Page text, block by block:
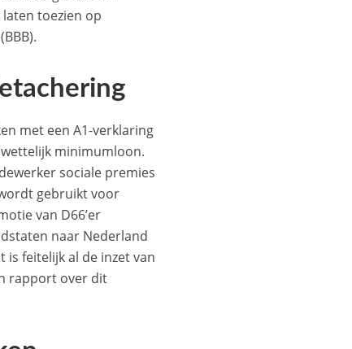
toezien op
met een A1-verklaring
minimumloon.
sociale premies
gebruikt voor
van D66’er
naar Nederland
is feitelijk al de inzet van
rapport over dit